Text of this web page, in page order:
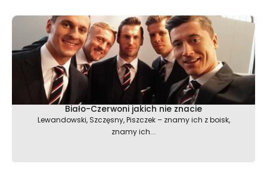
Biało-Czerwoni jakich nie znacie
Lewandowski, Szczęsny, Piszczek – znamy ich z boisk,
znamy ich...